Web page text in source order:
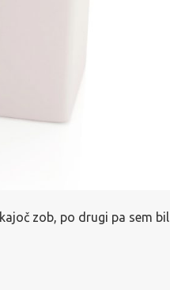
zob, po drugi pa sem bil